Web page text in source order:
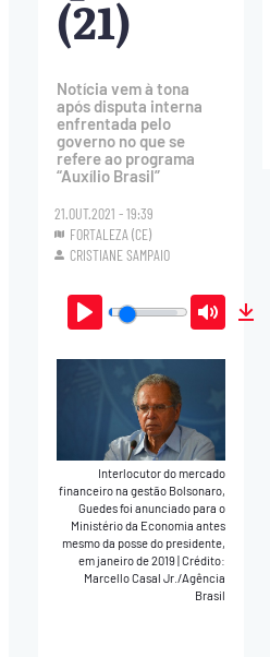
(21)
Notícia vem à tona
após disputa interna
enfrentada pelo
governo no que se
refere ao programa
“Auxílio Brasil”
21.OUT.2021 - 19:39
FORTALEZA (CE)
CRISTIANE SAMPAIO
Play Mute
Interlocutor do mercado
financeiro na gestão Bolsonaro,
Guedes foi anunciado para o
Ministério da Economia antes
mesmo da posse do presidente,
em janeiro de 2019|Crédito:
Marcello Casal Jr./Agência
Brasil